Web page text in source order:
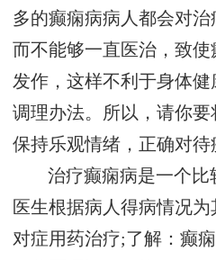
多的癫痫病病人都会对
而不能够一直医治，致
发作，这样不利于身体
调理办法。所以，请你要
保持乐观情绪，正确对待
治疗癫痫病是一个比
医生根据病人得病情况为
对症用药治疗;了解：癫